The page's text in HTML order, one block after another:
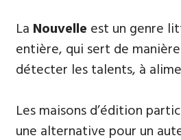
La Nouvelle est un genre
entière, qui sert de
détecter les talents, à
Les maisons d’édition
une alternative pour un